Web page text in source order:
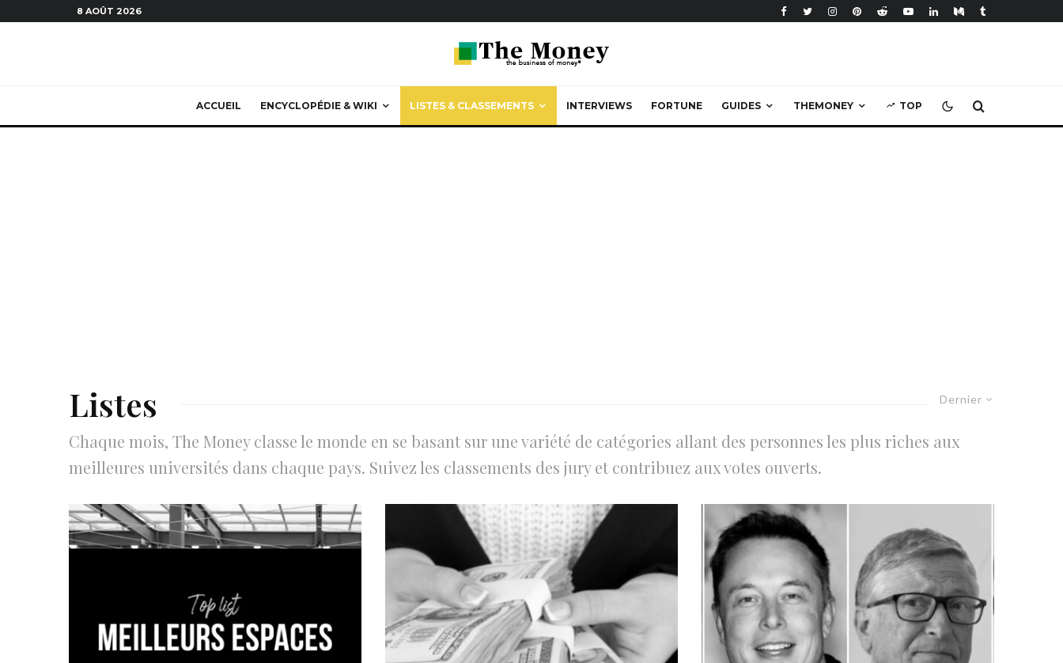
8 AOÛT 2026
ACCUEIL ENCYCLOPÉDIE & WIKI LISTES & CLASSEMENTS INTERVIEWS FORTUNE GUIDES THEMONEY TOP
Dernier
Listes
Chaque mois, The Money classe le monde en se basant sur une variété de catégories allant des personnes les plus riches aux
meilleures universités dans chaque pays. Suivez les classements des jury et contribuez aux votes ouverts.